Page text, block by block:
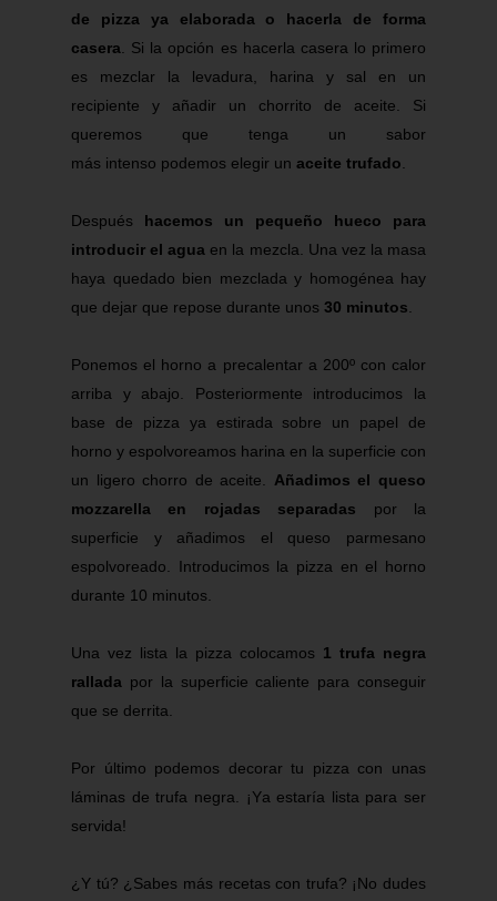
de pizza ya elaborada o hacerla de forma
casera . Si la opción es hacerla casera lo primero
es mezclar la levadura, harina y sal en un
recipiente y añadir un chorrito de aceite. Si
queremos que tenga un sabor
más intenso podemos elegir un aceite trufado
Después hacemos un pequeño hueco para
introducir el agua en la mezcla. Una vez la masa
haya quedado bien mezclada y homogénea hay
que dejar que repose durante unos 30 minutos
Ponemos el horno a precalentar a 200º con calor
arriba y abajo. Posteriormente introducimos la
base de pizza ya estirada sobre un papel de
horno y espolvoreamos harina en la superficie con
un ligero chorro de aceite. Añadimos el queso
mozzarella
en rojadas separadas por la
superficie y añadimos el queso parmesano
espolvoreado. Introducimos la pizza en el horno
durante 10 minutos.
Una vez lista la pizza colocamos 1 trufa negra
rallada por la superficie caliente para conseguir
que se derrita.
Por último podemos decorar tu pizza con unas
láminas de trufa negra. ¡Ya estaría lista para ser
servida!
¿Y tú? ¿Sabes más recetas con trufa? ¡No dudes